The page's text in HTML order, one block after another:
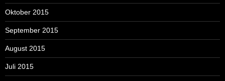
Oktober 2015
September 2015
August 2015
Juli 2015